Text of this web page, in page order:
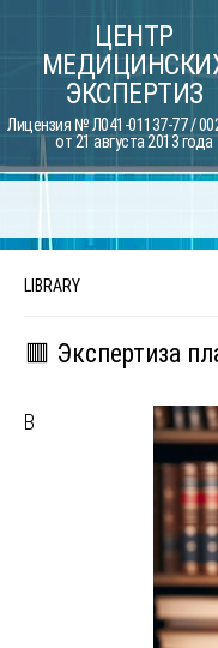
content
ЦЕНТР
ЭКСПЕРТИЗ
Лицензия № Л041-01137-77 /
от 21 августа 2013 года
LIBRARY
🟥 Экспертиза
В